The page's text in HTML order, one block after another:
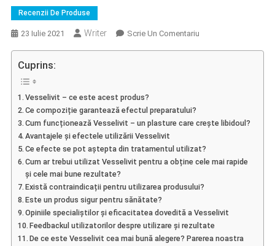
Recenzii De Produse
23 Iulie 2021 Writer Scrie Un ComentariuOn
Acțiune,
De
Unde
Cumpărați
Cuprins:
Vesselivit – ce este acest produs?
Ce compoziție garantează efectul preparatului?
Cum funcționează Vesselivit – un plasture care crește libidoul?
Avantajele și efectele utilizării Vesselivit
Ce efecte se pot aștepta din tratamentul utilizat?
Cum ar trebui utilizat Vesselivit pentru a obține cele mai rapide
și cele mai bune rezultate?
Există contraindicații pentru utilizarea produsului?
Este un produs sigur pentru sănătate?
Opiniile specialiștilor și eficacitatea dovedită a Vesselivit
Feedbackul utilizatorilor despre utilizare și rezultate
De ce este Vesselivit cea mai bună alegere? Parerea noastra